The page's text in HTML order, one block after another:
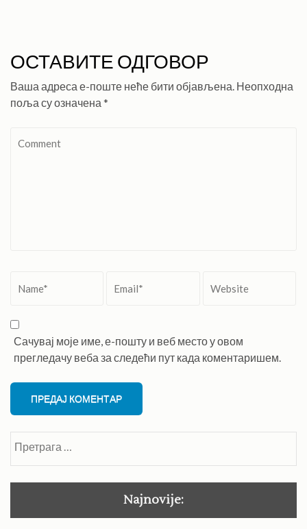
ОСТАВИТЕ ОДГОВОР
Ваша адреса е-поште неће бити објављена. Неопходна
поља су означена *
Сачувај моје име, е-пошту и веб место у овом
прегледачу веба за следећи пут када коментаришем.
Najnovije: